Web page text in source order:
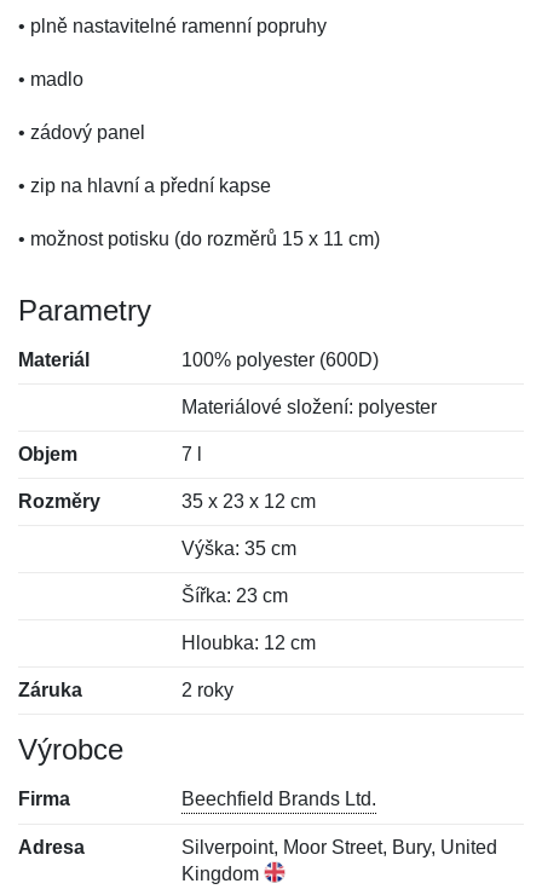
• plně nastavitelné ramenní popruhy
• madlo
• zádový panel
• zip na hlavní a přední kapse
• možnost potisku (do rozměrů 15 x 11 cm)
Parametry
Materiál 100% polyester (600D)
Materiálové složení: polyester
Objem 7 l
Rozměry 35 x 23 x 12 cm
Výška: 35 cm
Šířka: 23 cm
Hloubka: 12 cm
Záruka 2 roky
Výrobce
Firma Beechfield Brands Ltd.
Adresa
Silverpoint, Moor Street, Bury, United
Kingdom